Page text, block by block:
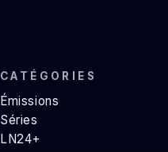
CATÉGORIES
Émissions
Séries
LN24+